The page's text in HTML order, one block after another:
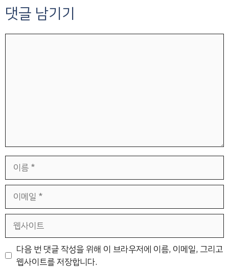
댓글 남기기
일
트
다음 번 댓글 작성을 위해 이 브라우저에 이름, 이메일, 그리고
웹사이트를 저장합니다.